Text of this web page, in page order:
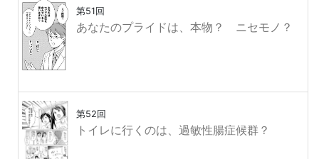
第51回
あなたのプライドは、本物？ ニセモノ？
第52回
トイレに行くのは、過敏性腸症候群？